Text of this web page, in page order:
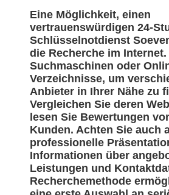
Eine Möglichkeit, einen
vertrauenswürdigen 24-
Schlüsselnotdienst
die Recherche im Internet.
Suchmaschinen oder
Verzeichnisse, um
Anbieter in Ihrer Nähe zu
Vergleichen Sie deren
lesen Sie Bewertungen
Kunden. Achten Sie auch
professionelle
Informationen über
Leistungen und
Recherchemethode